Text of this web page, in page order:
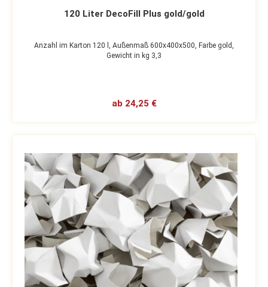
120 Liter DecoFill Plus gold/gold
Anzahl im Karton 120 l, Außenmaß 600x400x500, Farbe gold,
Gewicht in kg 3,3
ab 24,25 €